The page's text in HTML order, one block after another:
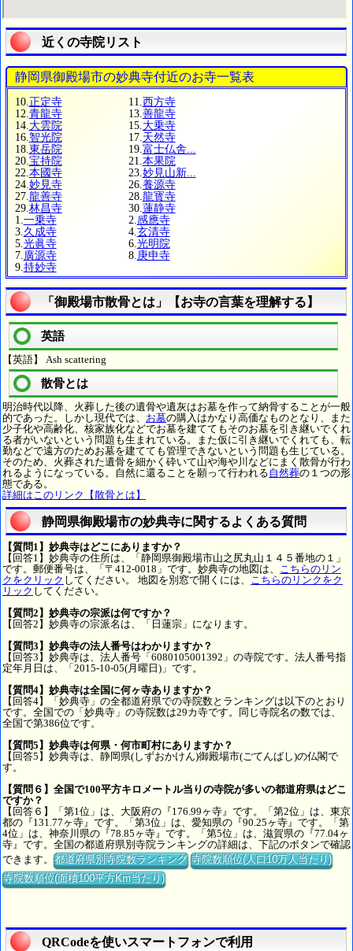
近くの寺院リスト
静岡県御殿場市の妙典寺付近のお寺一覧表
10. 正定寺 11. 西方寺
12. 青龍寺 13. 善龍寺
14. 大雲院 15. 大乗寺
16. 智光院 17. 天然寺
18. 東岳院 19. 富士仏舎...
20. 宝持院 21. 本果院
22. 本國寺 23. 妙見山新...
24. 妙見寺 26. 養源寺
27. 龍善寺 28. 龍寳寺
29. 林昌寺 30. 蓮静寺
1. 一乗寺 2. 感應寺
3. 久成寺 4. 玄清寺
5. 光眞寺 6. 光明院
7. 廣源寺 8. 庚申寺
9. 持妙寺
「御殿場市散骨とは」【お寺の言葉を理解する】
英語
【英語】 Ash scattering
散骨とは
明治時代以降、火葬した後の遺骨や遺灰はお墓を作って納骨することが一般
的であった。しかし現代では、 お墓の購入はかなり高価なものとなり、また
少子化や高齢化、核家族化などでお墓を建ててもそのお墓を引き継いでくれ
る者がいないという問題も生まれている。また仮に引き継いでくれても、転
勤などで遠方のためお墓を建てても管理できないという問題も生じている。
そのため、火葬された遺骨を細かく砕いて山や海や川などにまく散骨が行わ
れるようになっている。自然に還ることを願って行われる自然葬の１つの形
態である。
詳細はこのリンク【散骨とは】
静岡県御殿場市の妙典寺に関するよくある質問
【質問1】妙典寺はどこにありますか？
【回答1】妙典寺の住所は、「静岡県御殿場市山之尻丸山１４５番地の１」
です。郵便番号は、「〒412-0018」です。妙典寺の地図は、 こちらのリン
クをクリック してください。 地図を別窓で開くには、 こちらのリンクをク
リック してください。
【質問2】妙典寺の宗派は何ですか？
【回答2】妙典寺の宗派名は、「日蓮宗」になります。
【質問3】妙典寺の法人番号はわかりますか？
【回答3】妙典寺は、法人番号「6080105001392」の寺院です。法人番号指
定年月日は、「2015-10-05(月曜日)」です。
【質問4】妙典寺は全国に何ヶ寺ありますか？
【回答4】「妙典寺」の全都道府県での寺院数とランキングは以下のとおり
です。全国での「妙典寺」の寺院数は29カ寺です。同じ寺院名の数では、
全国で第386位です。
【質問5】妙典寺は何県・何市町村にありますか？
【回答5】妙典寺は、静岡県(しずおかけん)御殿場市(ごてんばし)の仏閣で
す。
【質問６】全国で100平方キロメートル当りの寺院が多いの都道府県はどこ
ですか？
【回答６】「第1位」は、大阪府の『176.99ヶ寺』です。「第2位」は、東京
都の『131.77ヶ寺』です。「第3位」は、愛知県の『90.25ヶ寺』です。「第
4位」は、神奈川県の『78.85ヶ寺』です。「第5位」は、滋賀県の『77.04ヶ
寺』です。全国の都道府県別寺院ランキングの詳細は、下記のボタンで確認
できます。都道府県別寺院数ランキング 寺院数順位(人口10万人当たり)
寺院数順位(面積100平方Km当たり)
QRCodeを使いスマートフォンで利用